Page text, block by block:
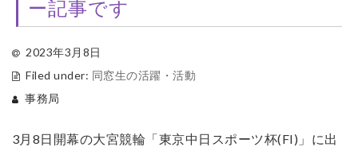
ー記事です
2023年3月8日
Filed under: 同窓生の活躍・活動
事務局
3月8日開幕の大宮競輪「東京中日スポーツ杯(FI)」に出